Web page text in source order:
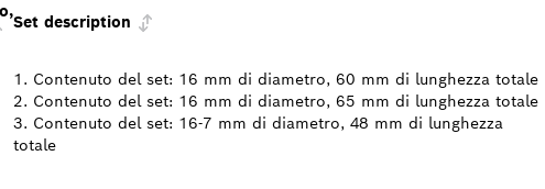
Set description
1. Contenuto del set: 16 mm di diametro, 60 mm di lunghezza totale
2. Contenuto del set: 16 mm di diametro, 65 mm di lunghezza totale
3. Contenuto del set: 16-7 mm di diametro, 48 mm di lunghezza
totale